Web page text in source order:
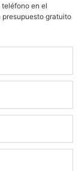
teléfono en el
gratuito